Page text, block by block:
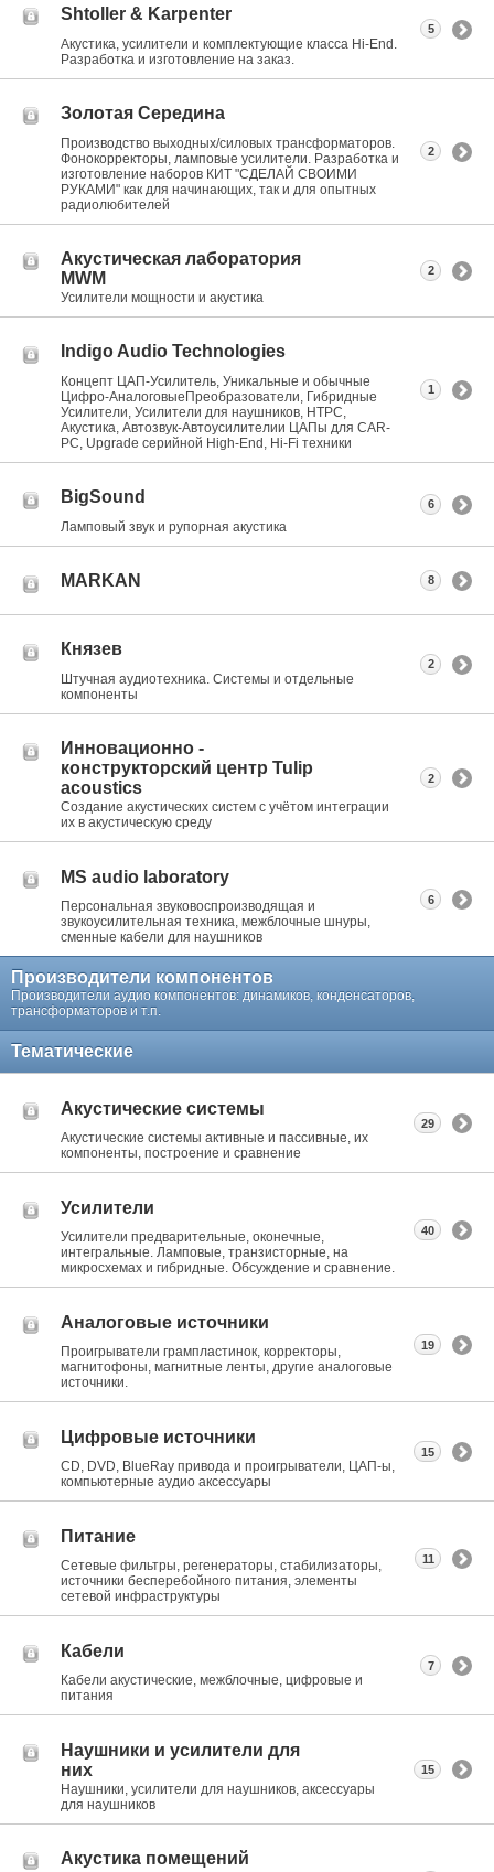
Shtoller & Karpenter
Акустика, усилители и комплектующие класса Hi-End.
Разработка и изготовление на заказ.
5
Золотая Середина
Производство выходных/силовых трансформаторов.
Фонокорректоры, ламповые усилители. Разработка и
изготовление наборов КИТ "СДЕЛАЙ СВОИМИ
РУКАМИ" как для начинающих, так и для опытных
радиолюбителей
2
Акустическая лаборатория
MWM
Усилители мощности и акустика
2
Indigo Audio Technologies
Концепт ЦАП-Усилитель, Уникальные и обычные
Цифро-АналоговыеПреобразователи, Гибридные
Усилители, Усилители для наушников, HTPC,
Акустика, Автозвук-Автоусилителии ЦАПы для CAR-
PC, Upgrade серийной High-End, Hi-Fi техники
1
BigSound
Ламповый звук и рупорная акустика
6
MARKAN 8
Князев
Штучная аудиотехника. Системы и отдельные
компоненты
2
Инновационно -
конструкторский центр Tulip
acoustics
Создание акустических систем с учётом интеграции
их в акустическую среду
2
MS audio laboratory
Персональная звуковоспроизводящая и
звукоусилительная техника, межблочные шнуры,
сменные кабели для наушников
6
Производители компонентов
Производители аудио компонентов: динамиков, конденсаторов,
трансформаторов и т.п.
Тематические
Акустические системы
Акустические системы активные и пассивные, их
компоненты, построение и сравнение
29
Усилители
Усилители предварительные, оконечные,
интегральные. Ламповые, транзисторные, на
микросхемах и гибридные. Обсуждение и сравнение.
40
Аналоговые источники
Проигрыватели грампластинок, корректоры,
магнитофоны, магнитные ленты, другие аналоговые
источники.
19
Цифровые источники
CD, DVD, BlueRay привода и проигрыватели, ЦАП-ы,
компьютерные аудио аксессуары
15
Питание
Сетевые фильтры, регенераторы, стабилизаторы,
источники бесперебойного питания, элементы
сетевой инфраструктуры
11
Кабели
Кабели акустические, межблочные, цифровые и
питания
7
Наушники и усилители для
них
Наушники, усилители для наушников, аксессуары
для наушников
15
Акустика помещений